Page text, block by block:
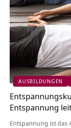
AUSBILDUNGEN
Entspannung
Entspannung ist das